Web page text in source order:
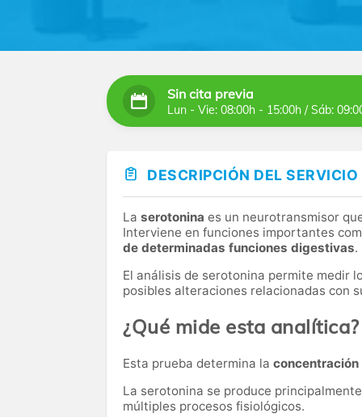
Sin cita previa
Lun - Vie: 08:00h - 15:00h / Sáb:
DESCRIPCIÓN DEL SERVICIO
La serotonina es un neurotransmisor
Interviene en funciones importantes
de determinadas funciones digestivas.
El análisis de serotonina permite medir
posibles alteraciones relacionadas con
¿Qué mide esta analítica?
Esta prueba determina la concentración
La serotonina se produce
múltiples procesos fisiológicos.